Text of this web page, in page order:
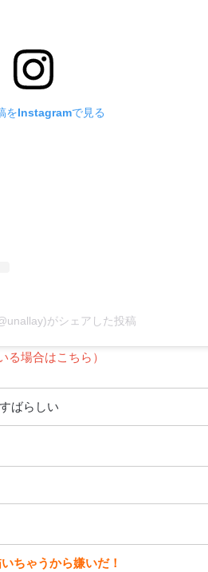
をInstagramで見る
がシェアした投稿
る場合はこちら）
ばらしい
ちゃうから嫌いだ！